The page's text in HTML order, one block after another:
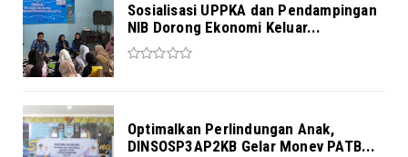
Sosialisasi UPPKA dan Pendampingan
NIB Dorong Ekonomi Keluar...
Optimalkan Perlindungan Anak,
DINSOSP3AP2KB Gelar Monev PATB...